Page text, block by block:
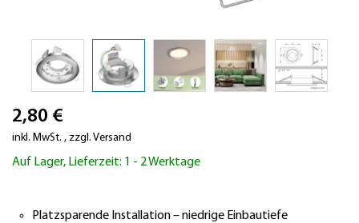
Anfang
der
springen
2,80 €
inkl. MwSt. , zzgl. Versand
Auf Lager, Lieferzeit: 1 - 2 Werktage
Platzsparende Installation – niedrige Einbautiefe